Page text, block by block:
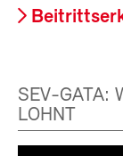
SEV-GATA:
LOHNT